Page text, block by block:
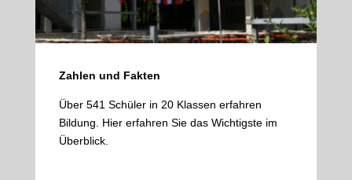
Zahlen und Fakten
Über 541 Schüler in 20 Klassen erfahren
Bildung. Hier erfahren Sie das Wichtigste im
Überblick.